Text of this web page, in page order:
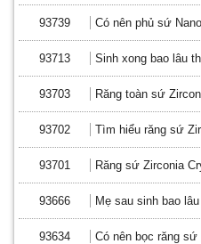
93739 Có nên phủ sứ
93713 Sinh xong bao lâu
93703 Răng toàn sứ
93702 Tìm hiểu răng sứ
93701 Răng sứ Zirconia
93666 Mẹ sau sinh bao
93634 Có nên bọc răng